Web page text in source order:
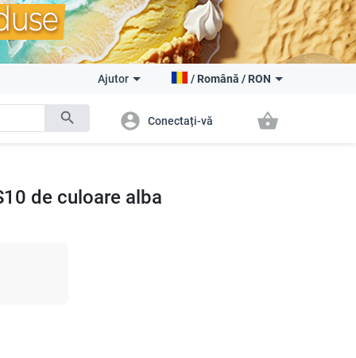
search
Ajutor / Română / RON
account_circle Conectați-vă shopping_basket
de culoare alba